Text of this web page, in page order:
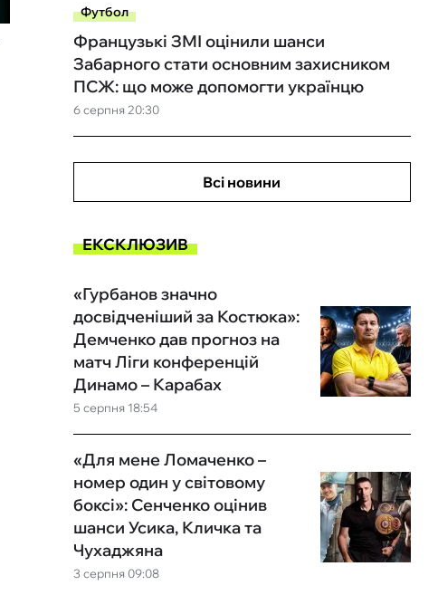
Футбол
6 серпня 20:30
Французькі ЗМІ оцінили шанси
Забарного стати основним захисником
ПСЖ: що може допомогти українцю
Всі новини
ЕКСКЛЮЗИВ
5 серпня 18:54
«Гурбанов значно
досвідченіший за Костюка»:
Демченко дав прогноз на
матч Ліги конференцій
Динамо – Карабах
3 серпня 09:08
«Для мене Ломаченко –
номер один у світовому
боксі»: Сенченко оцінив
шанси Усика, Кличка та
Чухаджяна